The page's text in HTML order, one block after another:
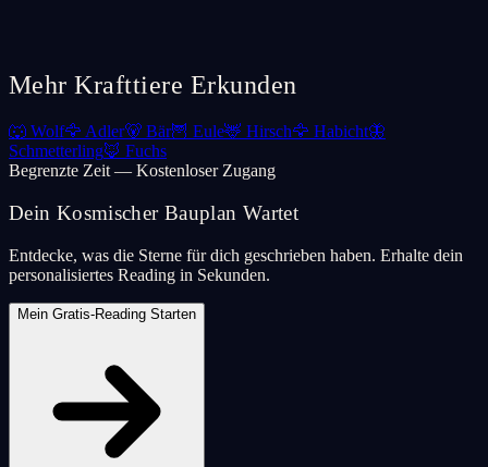
Mehr Krafttiere Erkunden
🐺 Wolf🦅 Adler🐻 Bär🦉 Eule🦌 Hirsch🦅 Habicht🦋
Schmetterling🦊 Fuchs
Begrenzte Zeit — Kostenloser Zugang
Dein Kosmischer Bauplan Wartet
Entdecke, was die Sterne für dich geschrieben haben. Erhalte dein
personalisiertes Reading in Sekunden.
Mein Gratis-Reading Starten